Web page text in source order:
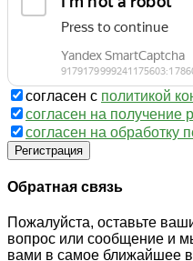
согласен с политикой
согласен на получение
согласен на обработку
Регистрация
Обратная связь
Пожалуйста, оставьте
вопрос или сообщение и
вами в самое ближайшее